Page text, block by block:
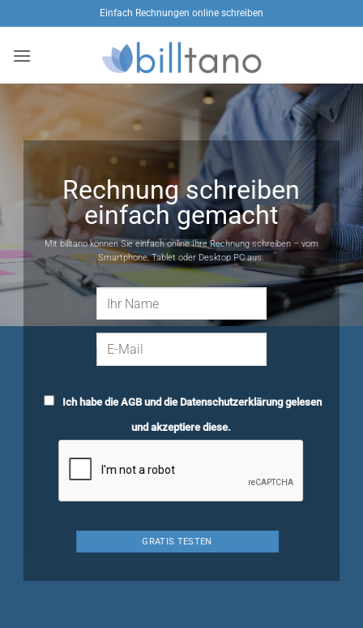
Inhalt
springen
Einfach Rechnungen online schreiben
Rechnung schreiben
einfach gemacht
Mit billtano können Sie einfach online Ihre Rechnung schreiben – vom
Smartphone, Tablet oder Desktop PC aus.
Ich habe dieAGBund die Datenschutzerklärunggelesen
und akzeptiere diese.